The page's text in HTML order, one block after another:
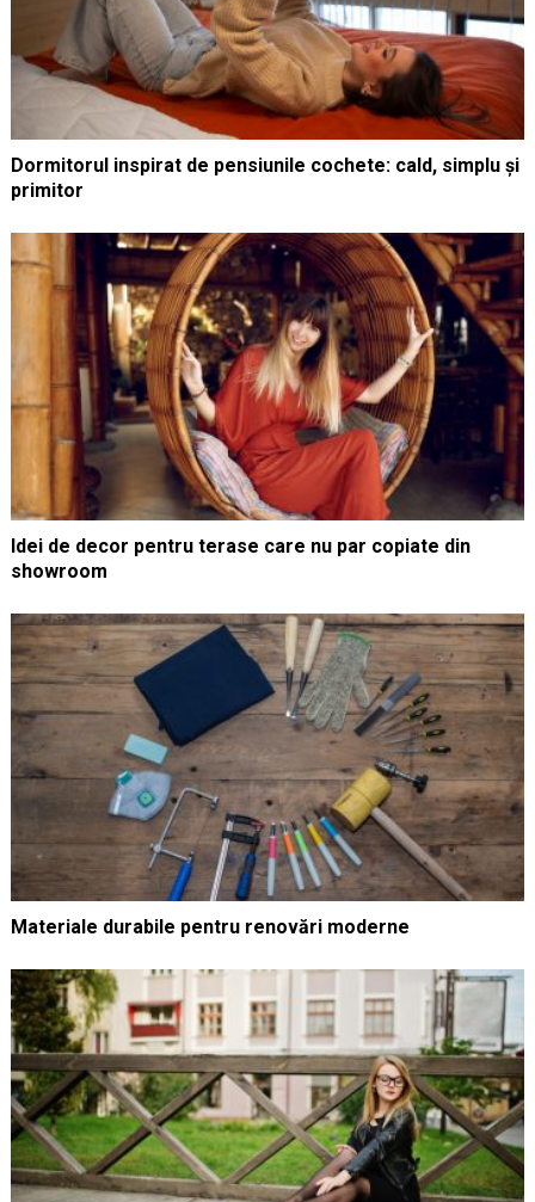
Dormitorul inspirat de pensiunile cochete: cald, simplu și
primitor
Idei de decor pentru terase care nu par copiate din
showroom
Materiale durabile pentru renovări moderne